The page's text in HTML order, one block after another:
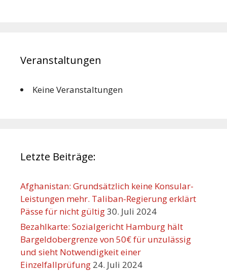
Veranstaltungen
Keine Veranstaltungen
Letzte Beiträge:
Afghanistan: Grundsätzlich keine Konsular-
Leistungen mehr. Taliban-Regierung erklärt
Pässe für nicht gültig30. Juli 2024
Bezahlkarte: Sozialgericht Hamburg hält
Bargeldobergrenze von 50€ für unzulässig
und sieht Notwendigkeit einer
Einzelfallprüfung 24. Juli 2024